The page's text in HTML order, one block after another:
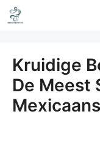
Ga
naar
inhoud
Kruidige
De Meest